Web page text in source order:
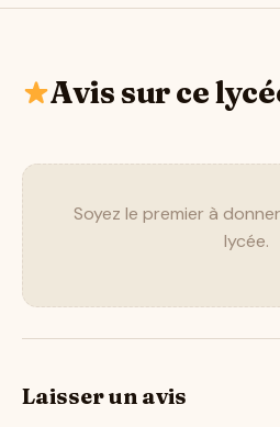
Avis sur ce
Soyez le premier à
lycée.
Laisser un avis